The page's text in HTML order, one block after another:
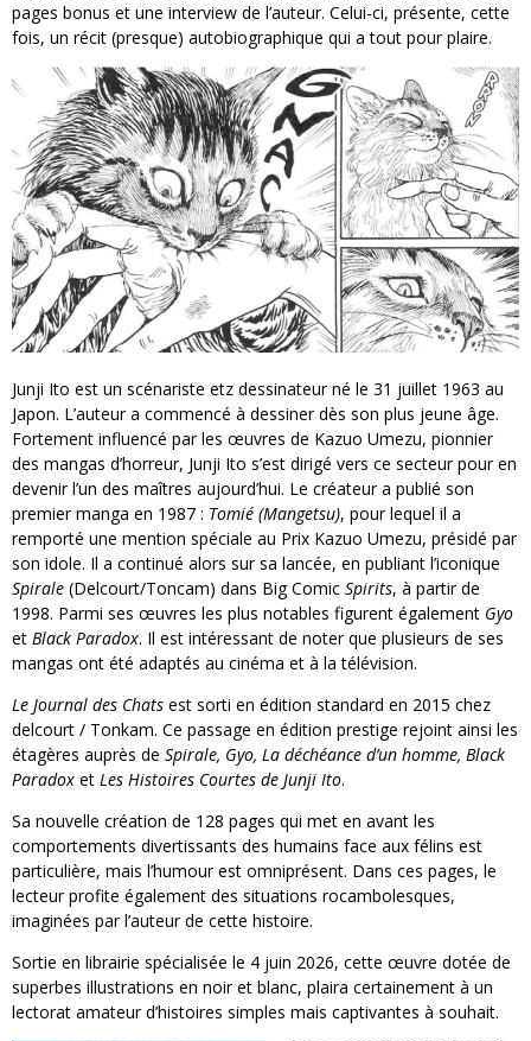
pages bonus et une interview de l’auteur. Celui-ci, présente, cette
fois, un récit (presque) autobiographique qui a tout pour plaire.
Junji Ito est un scénariste etz dessinateur né le 31 juillet 1963 au
Japon. L’auteur a commencé à dessiner dès son plus jeune âge.
Fortement influencé par les œuvres de Kazuo Umezu, pionnier
des mangas d’horreur, Junji Ito s’est dirigé vers ce secteur pour en
devenir l’un des maîtres aujourd’hui. Le créateur a publié son
premier manga en 1987 : Tomié (Mangetsu), pour lequel il a
remporté une mention spéciale au Prix Kazuo Umezu, présidé par
son idole. Il a continué alors sur sa lancée, en publiant l’iconique
Spirale (Delcourt/Toncam) dans Big Comic Spirits, à partir de
1998. Parmi ses œuvres les plus notables figurent également Gyo
et Black Paradox. Il est intéressant de noter que plusieurs de ses
mangas ont été adaptés au cinéma et à la télévision.
Le Journal des Chats est sorti en édition standard en 2015 chez
delcourt / Tonkam. Ce passage en édition prestige rejoint ainsi les
étagères auprès de Spirale, Gyo, La déchéance d’un homme, Black
Paradox et Les Histoires Courtes de Junji Ito.
Sa nouvelle création de 128 pages qui met en avant les
comportements divertissants des humains face aux félins est
particulière, mais l’humour est omniprésent. Dans ces pages, le
lecteur profite également des situations rocambolesques,
imaginées par l’auteur de cette histoire.
Sortie en librairie spécialisée le 4 juin 2026, cette œuvre dotée de
superbes illustrations en noir et blanc, plaira certainement à un
lectorat amateur d’histoires simples mais captivantes à souhait.